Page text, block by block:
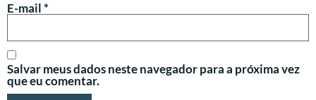
E-mail*
Salvar meus dados neste navegador para a próxima vez
que eu comentar.